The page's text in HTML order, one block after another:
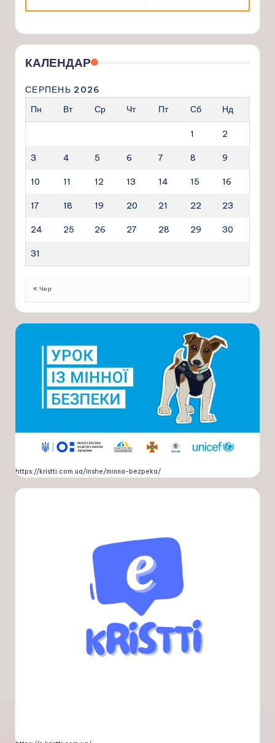
КАЛЕНДАР
СЕРПЕНЬ 2026
Пн
Вт Ср Чт Пт Сб Нд
1 2
3 4 5 6 7 8 9
10 11 12 13 14 15 16
17 18 19 20 21 22 23
24 25 26 27 28 29 30
31
« Чер
https://kristti.com.ua/inshe/minna-bezpeka/